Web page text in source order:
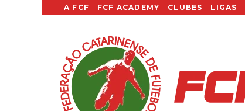
A FCF FCF ACADEMY CLUBES LIGAS